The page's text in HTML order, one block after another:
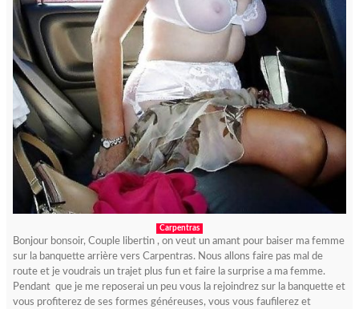
Carpentras
Bonjour bonsoir, Couple libertin , on veut un amant pour baiser ma femme
sur la banquette arrière vers Carpentras. Nous allons faire pas mal de
route et je voudrais un trajet plus fun et faire la surprise a ma femme.
Pendant que je me reposerai un peu vous la rejoindrez sur la banquette et
vous profiterez de ses formes généreuses, vous vous faufilerez et